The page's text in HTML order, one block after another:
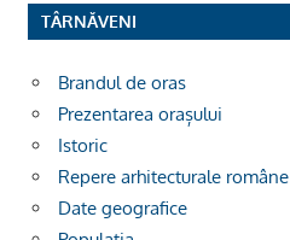
TÂRNĂVENI
Brandul de oras
Prezentarea orașului
Istoric
Repere arhitecturale române
Date geografice